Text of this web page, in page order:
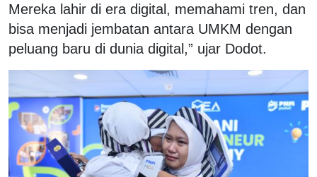
Mereka lahir di era digital, memahami tren, dan
bisa menjadi jembatan antara UMKM dengan
peluang baru di dunia digital,” ujar Dodot.